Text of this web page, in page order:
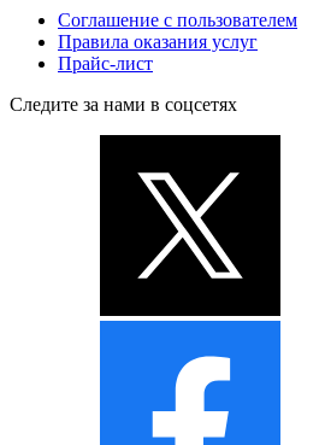
Соглашение с пользователем
Правила оказания услуг
Прайс-лист
Следите за нами в соцсетях